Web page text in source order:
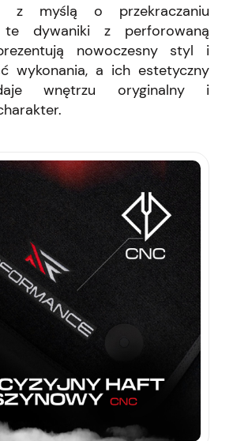
z myślą o przekraczaniu
te dywaniki z perforowaną
nowoczesny styl i
wykonania, a ich estetyczny
wnętrzu oryginalny i